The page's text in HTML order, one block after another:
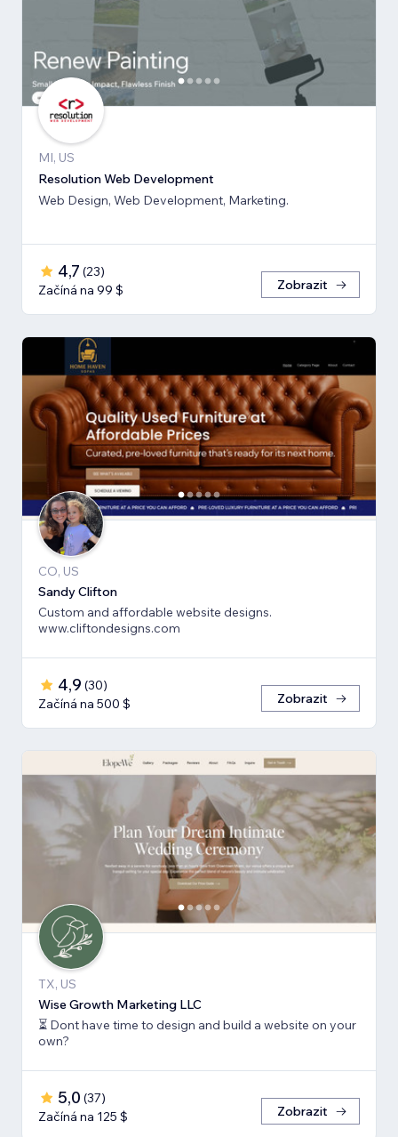
MI, US
Resolution Web Development
Web Design, Web Development, Marketing.
4,7 (23)
Začíná na 99 $
Zobrazit
CO, US
Sandy Clifton
Custom and affordable website designs.
www.cliftondesigns.com
4,9 (30)
Začíná na 500 $
Zobrazit
TX, US
Wise Growth Marketing LLC
⏳ Dont have time to design and build a website on your
own?
5,0 (37)
Začíná na 125 $
Zobrazit